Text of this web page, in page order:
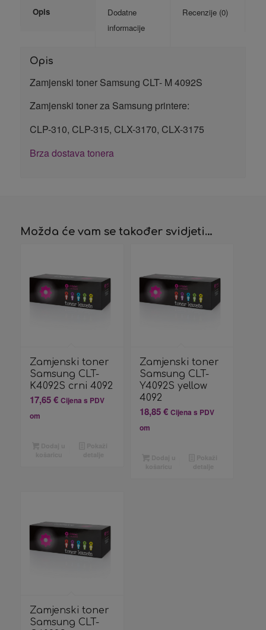
Opis
Dodatne
informacije
Recenzije (0)
Opis
Zamjenski toner Samsung CLT- M 4092S
Zamjenski toner za Samsung printere:
CLP-310, CLP-315, CLX-3170, CLX-3175
Brza dostava tonera
Možda će vam se također svidjeti…
Zamjenski toner
Samsung CLT-
K4092S crni 4092
17,65€ Cijena s PDV
om
Zamjenski toner
Samsung CLT-
Y4092S yellow
4092
18,85€ Cijena s PDV
om
Zamjenski toner
Samsung CLT-